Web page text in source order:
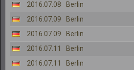
2016.07.08
Berlin
2016.07.09
Berlin
2016.07.09
Berlin
2016.07.11
Berlin
2016.07.11
Berlin